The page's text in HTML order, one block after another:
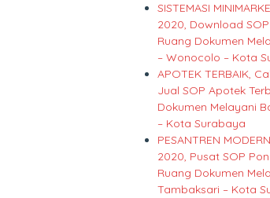
SISTEMASI
2020, Download
Ruang Dokumen
– Wonocolo – Kota
APOTEK TERBAIK,
Jual SOP Apotek
Dokumen Melayani
– Kota Surabaya
PESANTREN
2020, Pusat SOP
Ruang Dokumen
Tambaksari – Kota